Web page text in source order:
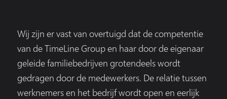
Wij zijn er vast van overtuigd dat de competentie
van de TimeLine Group en haar door de eigenaar
geleide familiebedrijven grotendeels wordt
gedragen door de medewerkers. De relatie tussen
werknemers en het bedrijf wordt open en eerlijk